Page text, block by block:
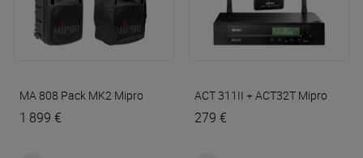
MA 808 Pack MK2 Mipro
1 899 €
ACT 311II + ACT32T Mipro
279 €